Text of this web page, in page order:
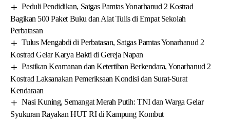
Peduli Pendidikan, Satgas Pamtas Yonarhanud 2 Kostrad
Bagikan 500 Paket Buku dan Alat Tulis di Empat Sekolah
Perbatasan
Tulus Mengabdi di Perbatasan, Satgas Pamtas Yonarhanud 2
Kostrad Gelar Karya Bakti di Gereja Napan
Pastikan Keamanan dan Ketertiban Berkendara, Yonarhanud 2
Kostrad Laksanakan Pemeriksaan Kondisi dan Surat-Surat
Kendaraan
Nasi Kuning, Semangat Merah Putih: TNI dan Warga Gelar
Syukuran Rayakan HUT RI di Kampung Kombut